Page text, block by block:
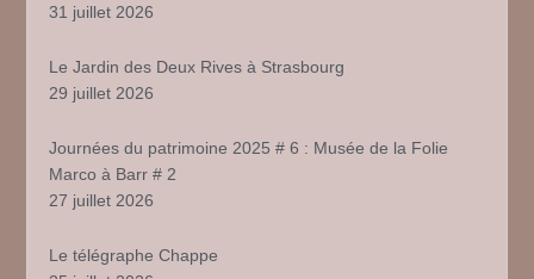
31 juillet 2026
Le Jardin des Deux Rives à Strasbourg
29 juillet 2026
Journées du patrimoine 2025 # 6 : Musée de la Folie
Marco à Barr # 2
27 juillet 2026
Le télégraphe Chappe